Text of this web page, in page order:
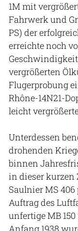
1M mit
Fahrwerk und
PS) der
erreichte noch
vergrößerten
Flugerprobung
Rhône-14N21-
leicht
Unterdessen
drohenden
binnen
in dieser kurzen
Saulnier MS
Auftrag des
unfertige MB